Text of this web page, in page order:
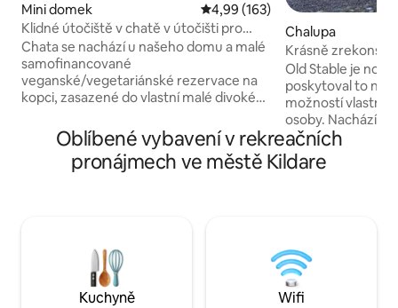
Mini domek Průměrné hodnocení 4,99 z 5,
4,99 (163)
Klidné útočiště v chatě v útočišti pro
zvířata
Chata se nachází u našeho domu a malé
samofinancované
veganské/vegetariánské rezervace na
kopci, zasazené do vlastní malé divoké
potravinového lesa s ovocem, ořechy
a divokými jedlými rostlinami. Celý náš
areál jsme přeměnili na systém tratí,
to skvělé místo, kde si můžete užít klid
a pohodu irského Midlands a okolních
Chalupa
Krásně
kamenná stáje
Old Stable je
poskytoval to
možností
osoby. Nachází
Grange Con ve
Wicklow. Nachází
místě s vlastní
znečištění a pro
z dopravy!
farmami a
Oblíbené vybavení v rekreačních
pronájmech ve městě Kildare
Kuchyně Wifi